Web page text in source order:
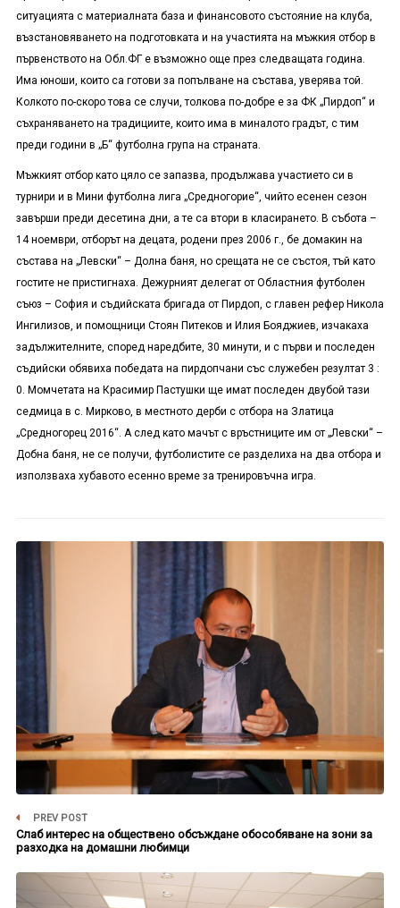
ситуацията с материалната база и финансовото състояние на клуба,
възстановяването на подготовката и на участията на мъжкия отбор в
първенството на Обл.ФГ е възможно още през следващата година.
Има юноши, които са готови за попълване на състава, уверява той.
Колкото по-скоро това се случи, толкова по-добре е за ФК „Пирдоп“ и
съхраняването на традициите, които има в миналото градът, с тим
преди години в „Б“ футболна група на страната.
Мъжкият отбор като цяло се запазва, продължава участието си в
турнири и в Мини футболна лига „Средногорие“, чийто есенен сезон
завърши преди десетина дни, а те са втори в класирането. В събота –
14 ноември, отборът на децата, родени през 2006 г., бе домакин на
състава на „Левски“ – Долна баня, но срещата не се състоя, тъй като
гостите не пристигнаха. Дежурният делегат от Областния футболен
съюз – София и съдийската бригада от Пирдоп, с главен рефер Никола
Ингилизов, и помощници Стоян Питеков и Илия Бояджиев, изчакаха
задължителните, според наредбите, 30 минути, и с първи и последен
съдийски обявиха победата на пирдопчани със служебен резултат 3 :
0. Момчетата на Красимир Пастушки ще имат последен двубой тази
седмица в с. Мирково, в местното дерби с отбора на Златица
„Средногорец 2016“. А след като мачът с връстниците им от „Левски“ –
Добна баня, не се получи, футболистите се разделиха на два отбора и
използваха хубавото есенно време за тренировъчна игра.
PREV POST
Слаб интерес на обществено обсъждане обособяване на зони за
разходка на домашни любимци